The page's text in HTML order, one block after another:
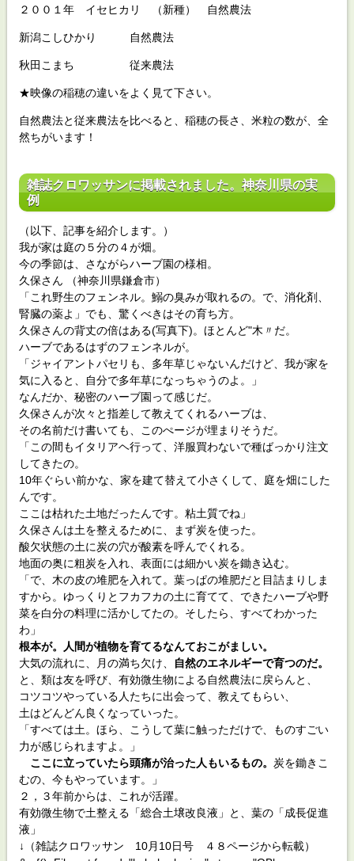
２００１年 イセヒカリ （新種） 自然農法
新潟こしひかり 自然農法
秋田こまち 従来農法
★映像の稲穂の違いをよく見て下さい。
自然農法と従来農法を比べると、稲穂の長さ、米粒の数が、全
然ちがいます！
雑誌クロワッサンに掲載されました。神奈川県の実
例
（以下、記事を紹介します。）
我が家は庭の５分の４が畑。
今の季節は、さながらハーブ園の様相。
久保さん （神奈川県鎌倉市）
「これ野生のフェンネル。鰯の臭みが取れるの。で、消化剤、
腎臓の薬よ」でも、驚くべきはその育ち方。
久保さんの背丈の倍はある(写真下)。ほとんど"木〃だ。
ハーブであるはずのフェンネルが。
「ジャイアントパセリも、多年草じゃないんだけど、我が家を
気に入ると、自分で多年草になっちゃうのよ。」
なんだか、秘密のハーブ園って感じだ。
久保さんが次々と指差して教えてくれるハーブは、
その名前だけ書いても、このぺージが埋まりそうだ。
「この間もイタリアヘ行って、洋服買わないで種ばっかり注文
してきたの。
10年ぐらい前かな、家を建て替えて小さくして、庭を畑にした
んです。
ここは枯れた土地だったんです。粘土質でね」
久保さんは土を整えるために、まず炭を使った。
酸欠状態の土に炭の穴が酸素を呼んでくれる。
地面の奥に粗炭を入れ、表面には細かい炭を鋤き込む。
「で、木の皮の堆肥を入れて。葉っぱの堆肥だと目詰まりしま
すから。ゆっくりとフカフカの土に育てて、できたハーブや野
菜を白分の料理に活かしてたの。そしたら、すべてわかった
わ」
根本が。
人間が植物を育てるなんておこがましい。
大気の流れに、月の満ち欠け、
自然のエネルギーで育つのだ。
と、類は友を呼び、有効微生物による自然農法に戻らんと、
コツコツやっている人たちに出会って、教えてもらい、
土はどんどん良くなっていった。
「すべては土。ほら、こうして葉に触っただけで、ものすごい
力が感じられますよ。」
ここに立っていたら頭痛が治った人もいるもの。 炭を鋤きこ
むの、今もやっています。」
２，３年前からは、これが活躍。
有効微生物で土整える「総合土壌改良液」と、葉の「成長促進
液」
↓（雑誌クロワッサン 10月10日号 ４８ページから転載）